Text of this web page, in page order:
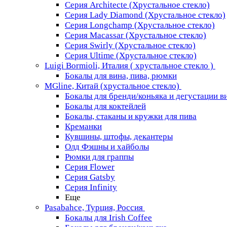
Серия Architecte (Хрустальное стекло)
Серия Lady Diamond (Хрустальное стекло)
Серия Longchamp (Хрустальное стекло)
Серия Macassar (Хрустальное стекло)
Серия Swirly (Хрустальное стекло)
Серия Ultime (Хрустальное стекло)
Luigi Bormioli, Италия ( хрустальное стекло )
Бокалы для вина, пива, рюмки
MGline, Китай (хрустальное стекло)
Бокалы для бренди/коньяка и дегустации
Бокалы для коктейлей
Бокалы, стаканы и кружки для пива
Креманки
Кувшины, штофы, декантеры
Олд Фэшны и хайболы
Рюмки для граппы
Серия Flower
Серия Gatsby
Серия Infinity
Еще
Pasabahce, Турция, Россия
Бокалы для Irish Coffee